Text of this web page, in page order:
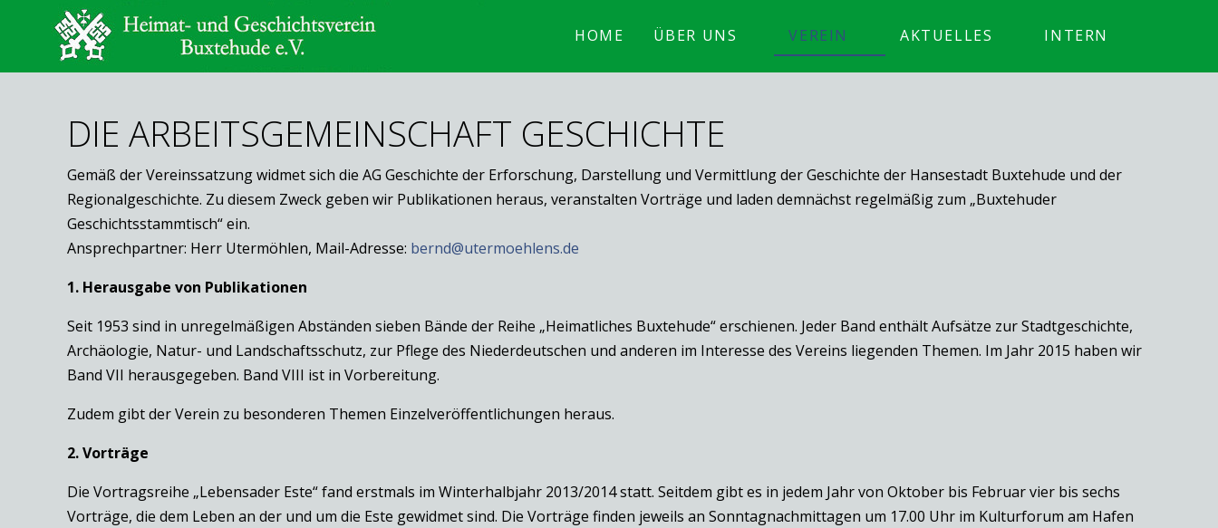
HOME ÜBER UNS VEREIN AKTUELLES INTERN
DIE ARBEITSGEMEINSCHAFT GESCHICHTE
Gemäß der Vereinssatzung widmet sich die AG Geschichte der Erforschung, Darstellung und Vermittlung der Geschichte der Hansestadt Buxtehude und der
Regionalgeschichte. Zu diesem Zweck geben wir Publikationen heraus, veranstalten Vorträge und laden demnächst regelmäßig zum „Buxtehuder
Geschichtsstammtisch“ ein.
Ansprechpartner: Herr Utermöhlen, Mail-Adresse: bernd@utermoehlens.de
1. Herausgabe von Publikationen
Seit 1953 sind in unregelmäßigen Abständen sieben Bände der Reihe „Heimatliches Buxtehude“ erschienen. Jeder Band enthält Aufsätze zur Stadtgeschichte,
Archäologie, Natur- und Landschaftsschutz, zur Pflege des Niederdeutschen und anderen im Interesse des Vereins liegenden Themen. Im Jahr 2015 haben wir
Band VII herausgegeben. Band VIII ist in Vorbereitung.
Zudem gibt der Verein zu besonderen Themen Einzelveröffentlichungen heraus.
2. Vorträge
Die Vortragsreihe „Lebensader Este“ fand erstmals im Winterhalbjahr 2013/2014 statt. Seitdem gibt es in jedem Jahr von Oktober bis Februar vier bis sechs
Vorträge, die dem Leben an der und um die Este gewidmet sind. Die Vorträge finden jeweils an Sonntagnachmittagen um 17.00 Uhr im Kulturforum am Hafen